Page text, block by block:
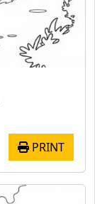
PRINT